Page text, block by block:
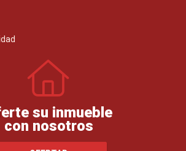
su inmueble
con nosotros